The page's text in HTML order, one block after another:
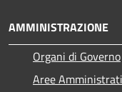
AMMINISTRAZIONE
Organi di Governo
Aree